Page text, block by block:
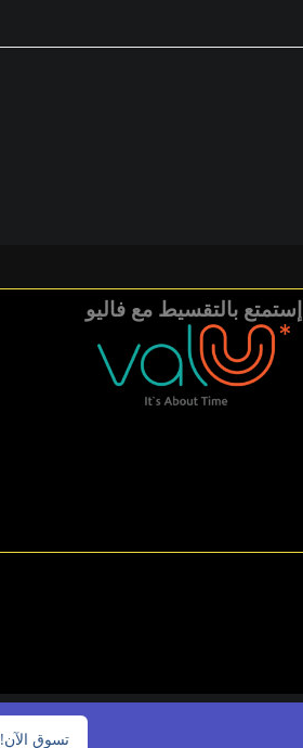
إستمتع بالتقسيط مع فاليو
تسوق الآن!